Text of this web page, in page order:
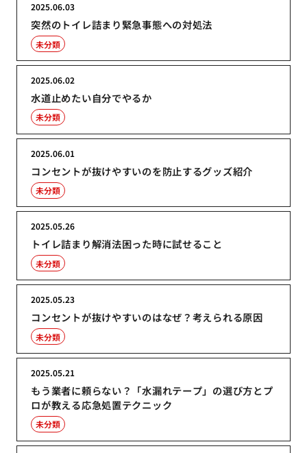
突然のトイレ詰まり緊急事態への対処法
2025.06.03
未分類
水道止めたい自分でやるか
2025.06.02
未分類
コンセントが抜けやすいのを防止するグッズ紹介
2025.06.01
未分類
トイレ詰まり解消法困った時に試せること
2025.05.26
未分類
コンセントが抜けやすいのはなぜ？考えられる原因
2025.05.23
未分類
もう業者に頼らない？「水漏れテープ」の選び方とプ
ロが教える応急処置テクニック
2025.05.21
未分類